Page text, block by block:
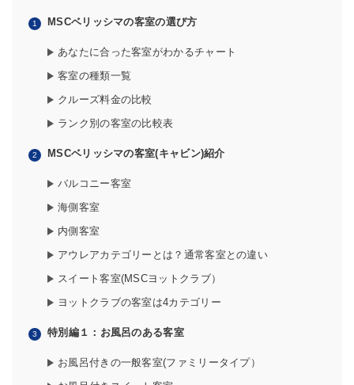
MSCベリッシマの客室の選び方
あなたに合った客室がわかるチャート
客室の種類一覧
クルーズ料金の比較
ランク別の客室の比較表
MSCベリッシマの客室(キャビン)紹介
バルコニー客室
海側客室
内側客室
アウレアカテゴリーとは？通常客室との違い
スイート客室(MSCヨットクラブ）
ヨットクラブの客室は4カテゴリー
特別編１：お風呂のある客室
お風呂付きの一般客室(ファミリータイプ）